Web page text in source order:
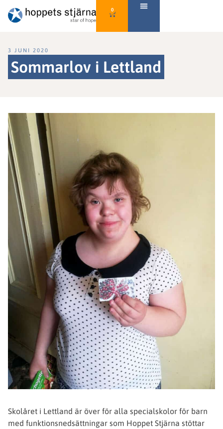
0
3 JUNI 2020
Sommarlov i Lettland
Skolåret i Lettland är över för alla specialskolor för barn
med funktionsnedsättningar som Hoppet Stjärna stöttar